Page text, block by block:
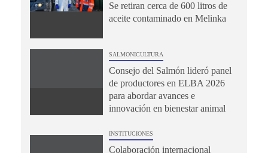
Se retiran cerca de 600 litros de
aceite contaminado en Melinka
SALMONICULTURA
Consejo del Salmón lideró panel
de productores en ELBA 2026
para abordar avances e
innovación en bienestar animal
INSTITUCIONES
Colaboración internacional